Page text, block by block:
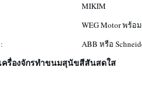
MIKIM
WEG Motor พร้อ
ABB หรือ
เครื่องจักรทำขนมสุนัขสีสันสดใส